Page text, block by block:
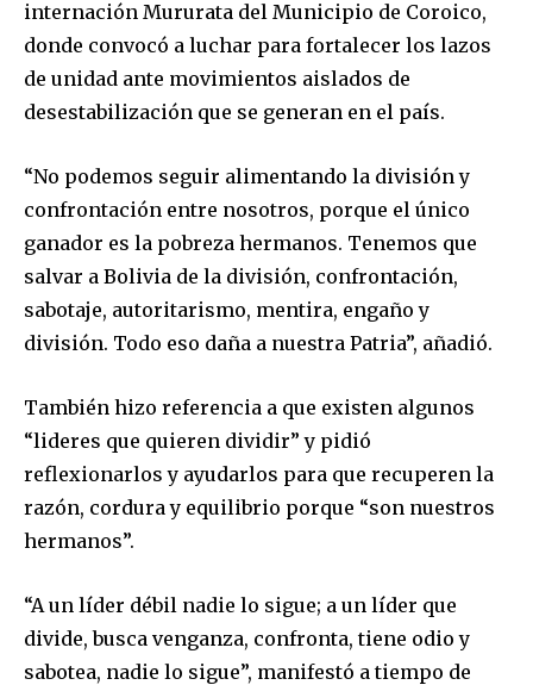
internación Mururata del Municipio de Coroico,
donde convocó a luchar para fortalecer los lazos
de unidad ante movimientos aislados de
desestabilización que se generan en el país.
“No podemos seguir alimentando la división y
confrontación entre nosotros, porque el único
ganador es la pobreza hermanos. Tenemos que
salvar a Bolivia de la división, confrontación,
sabotaje, autoritarismo, mentira, engaño y
división. Todo eso daña a nuestra Patria”, añadió.
También hizo referencia a que existen algunos
“lideres que quieren dividir” y pidió
reflexionarlos y ayudarlos para que recuperen la
razón, cordura y equilibrio porque “son nuestros
hermanos”.
“A un líder débil nadie lo sigue; a un líder que
divide, busca venganza, confronta, tiene odio y
sabotea, nadie lo sigue”, manifestó a tiempo de